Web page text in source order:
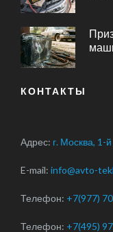
КОНТАКТЫ
Адрес: г. Москва, 1-
E-mail: info@avto-
Телефон: +7(977)
Телефон: +7(495)